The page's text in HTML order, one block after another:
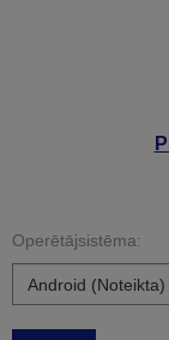
Operētājsistēma: